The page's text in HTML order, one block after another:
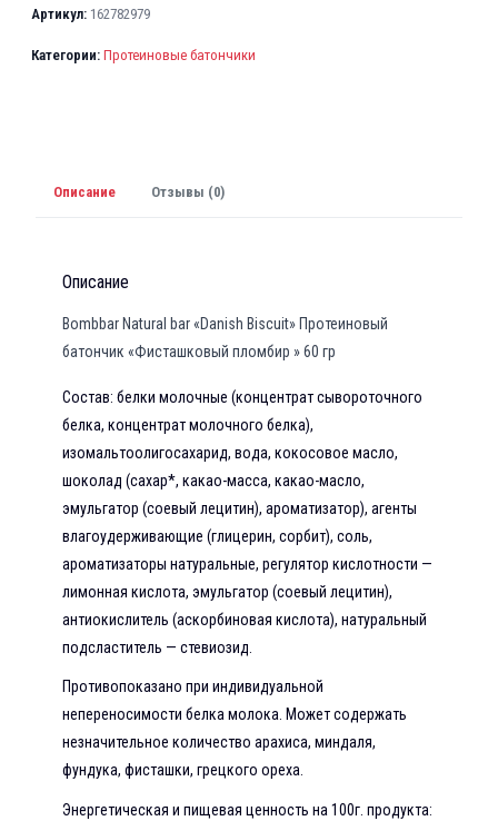
Артикул: 162782979
Категории: Протеиновые батончики
Описание Отзывы (0)
Описание
Bombbar Natural bar «Danish Biscuit» Протеиновый
батончик «Фисташковый пломбир » 60 гр
Состав: белки молочные (концентрат сывороточного
белка, концентрат молочного белка),
изомальтоолигосахарид, вода, кокосовое масло,
шоколад (сахар*, какао-масса, какао-масло,
эмульгатор (соевый лецитин), ароматизатор), агенты
влагоудерживающие (глицерин, сорбит), соль,
ароматизаторы натуральные, регулятор кислотности —
лимонная кислота, эмульгатор (соевый лецитин),
антиокислитель (аскорбиновая кислота), натуральный
подсластитель — стевиозид.
Противопоказано при индивидуальной
непереносимости белка молока. Может содержать
незначительное количество арахиса, миндаля,
фундука, фисташки, грецкого ореха.
Энергетическая и пищевая ценность на 100г. продукта: